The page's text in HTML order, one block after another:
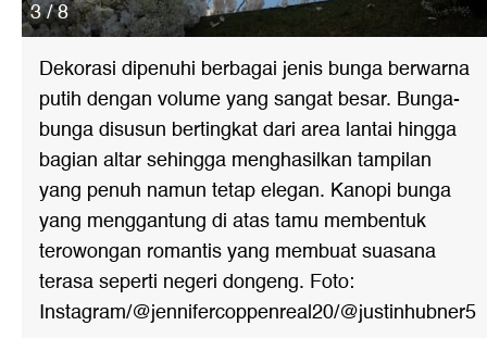
3 / 8
Dekorasi dipenuhi berbagai jenis bunga berwarna
putih dengan volume yang sangat besar. Bunga-
bunga disusun bertingkat dari area lantai hingga
bagian altar sehingga menghasilkan tampilan
yang penuh namun tetap elegan. Kanopi bunga
yang menggantung di atas tamu membentuk
terowongan romantis yang membuat suasana
terasa seperti negeri dongeng. Foto:
Instagram/@jennifercoppenreal20/@justinhubner5